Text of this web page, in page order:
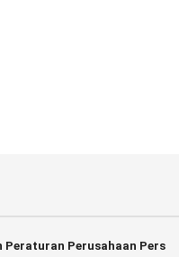
Peraturan Perusahaan Pers